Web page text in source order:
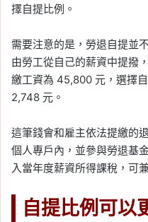
擇自提比例。
需要注意的是，勞退自提並
由勞工從自己的薪資中提撥
繳工資為 45,800 元，選擇
2,748 元。
這筆錢會和雇主依法提繳的
個人專戶內，並參與勞退基
入當年度薪資所得課稅，可
自提比例可以